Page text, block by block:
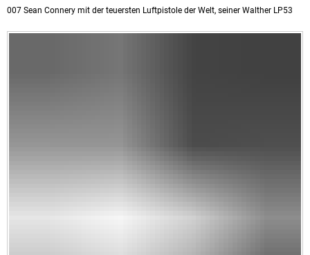
007 Sean Connery mit der teuersten Luftpistole der Welt, seiner Walther LP53